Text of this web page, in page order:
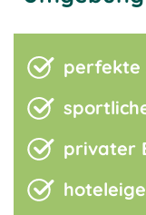
perfekte
privater